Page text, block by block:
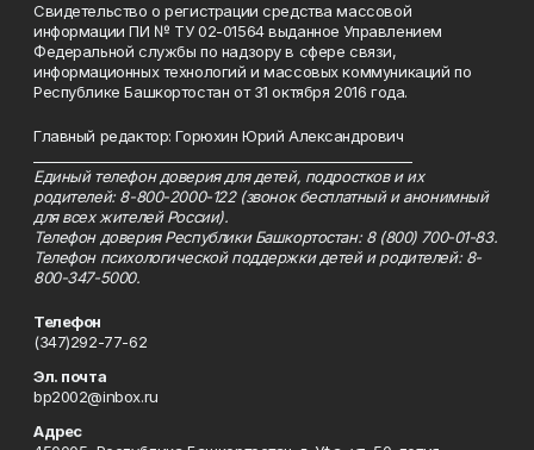
Свидетельство о регистрации средства массовой
информации ПИ № ТУ 02-01564 выданное Управлением
Федеральной службы по надзору в сфере связи,
информационных технологий и массовых коммуникаций по
Республике Башкортостан от 31 октября 2016 года.
Главный редактор: Горюхин Юрий Александрович
Единый телефон доверия для детей, подростков и их
родителей: 8-800-2000-122 (звонок бесплатный и анонимный
для всех жителей России).
Телефон доверия Республики Башкортостан: 8 (800) 700-01-83.
Телефон психологической поддержки детей и родителей: 8-
800-347-5000.
Телефон
(347)292-77-62
Эл. почта
bp2002@inbox.ru
Адрес